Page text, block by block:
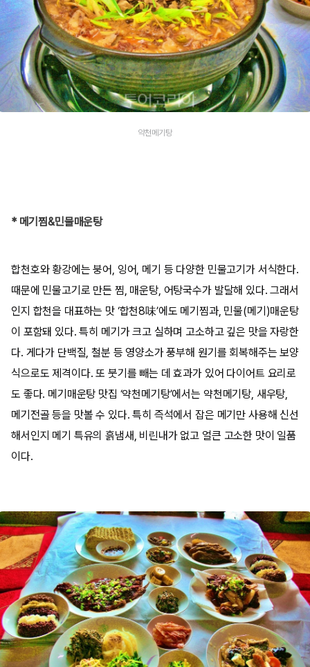
약천메기탕
* 메기찜&민물매운탕
합천호와 황강에는 붕어, 잉어, 메기 등 다양한 민물고기가 서식한다.
때문에 민물고기로 만든 찜, 매운탕, 어탕국수가 발달해 있다. 그래서
인지 합천을 대표하는 맛 ‘합천8味’에도 메기찜과, 민물(메기)매운탕
이 포함돼 있다. 특히 메기가 크고 실하며 고소하고 깊은 맛을 자랑한
다. 게다가 단백질, 철분 등 영양소가 풍부해 원기를 회복해주는 보양
식으로도 제격이다. 또 붓기를 빼는 데 효과가 있어 다이어트 요리로
도 좋다. 메기매운탕 맛집 ‘약천메기탕’에서는 약천메기탕, 새우탕,
메기전골 등을 맛볼 수 있다. 특히 즉석에서 잡은 메기만 사용해 신선
해서인지 메기 특유의 흙냄새, 비린내가 없고 얼큰 고소한 맛이 일품
이다.